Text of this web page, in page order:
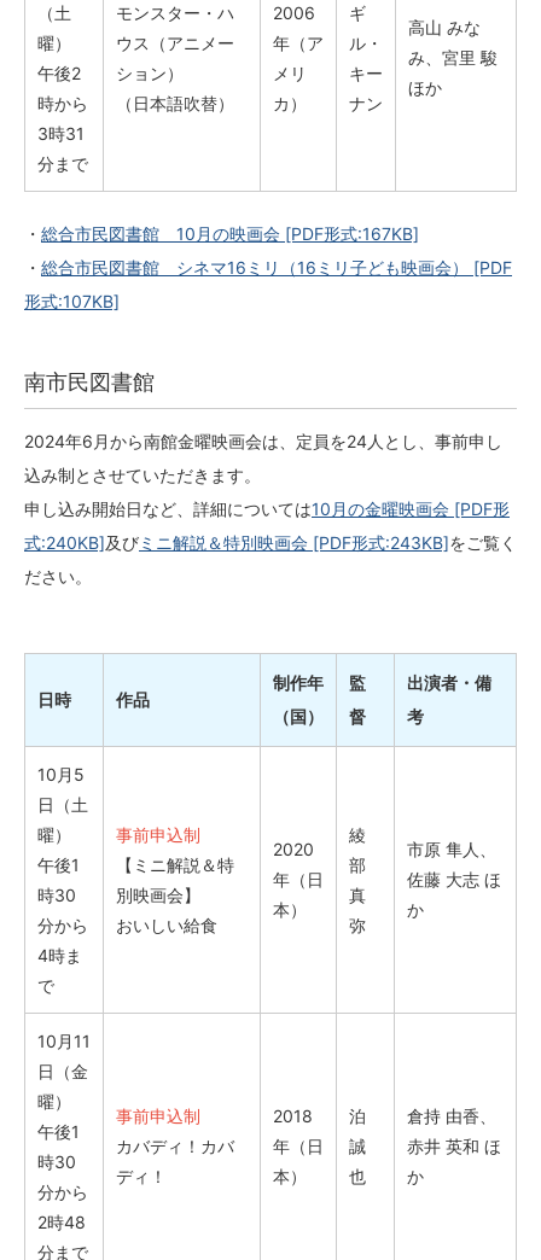
（土
曜）
午後2
時から
3時31
分まで
モンスター・ハ
ウス（アニメー
ション）
（日本語吹替）
2006
年（ア
メリ
カ）
ギ
ル・
キー
ナン
高山 みな
み、宮里 駿
ほか
・ 総合市民図書館 10月の映画会 [PDF形式:167KB]
・ 総合市民図書館 シネマ16ミリ（16ミリ子ども映画会）
[PDF
形式:107KB]
南市民図書館
2024年6月から南館金曜映画会は、定員を24人とし、事前申し
込み制とさせていただきます。
申し込み開始日など、詳細については10月の金曜映画会 [PDF形
式:240KB]及びミニ解説＆特別映画会 [PDF形式:243KB]をご覧く
ださい。
日時 作品
制作年
（国）
監
督
出演者・備
考
10月5
日（土
曜）
午後1
時30
分から
4時ま
で
事前申込制
【ミニ解説＆特
別映画会】
おいしい給食
2020
年（日
本）
綾
部
真
弥
市原 隼人、
佐藤 大志 ほ
か
10月11
日（金
曜）
午後1
時30
分から
2時48
分まで
事前申込制
カバディ！カバ
ディ！
2018
年（日
本）
泊
誠
也
倉持 由香、
赤井 英和 ほ
か